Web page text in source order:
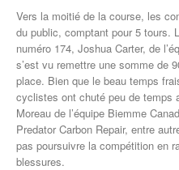
Vers la moitié de la course, les
du public, comptant pour 5 tours.
numéro 174, Joshua Carter, de
s’est vu remettre une somme de
place. Bien que le beau temps
cyclistes ont chuté peu de temps
Moreau de l’équipe Biemme
Predator Carbon Repair, entre
pas poursuivre la compétition en
blessures.